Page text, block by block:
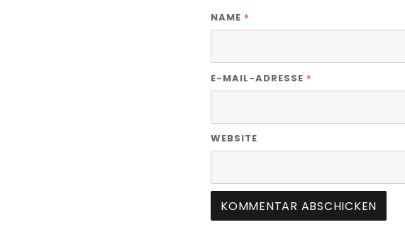
NAME *
E-MAIL-ADRESSE *
WEBSITE